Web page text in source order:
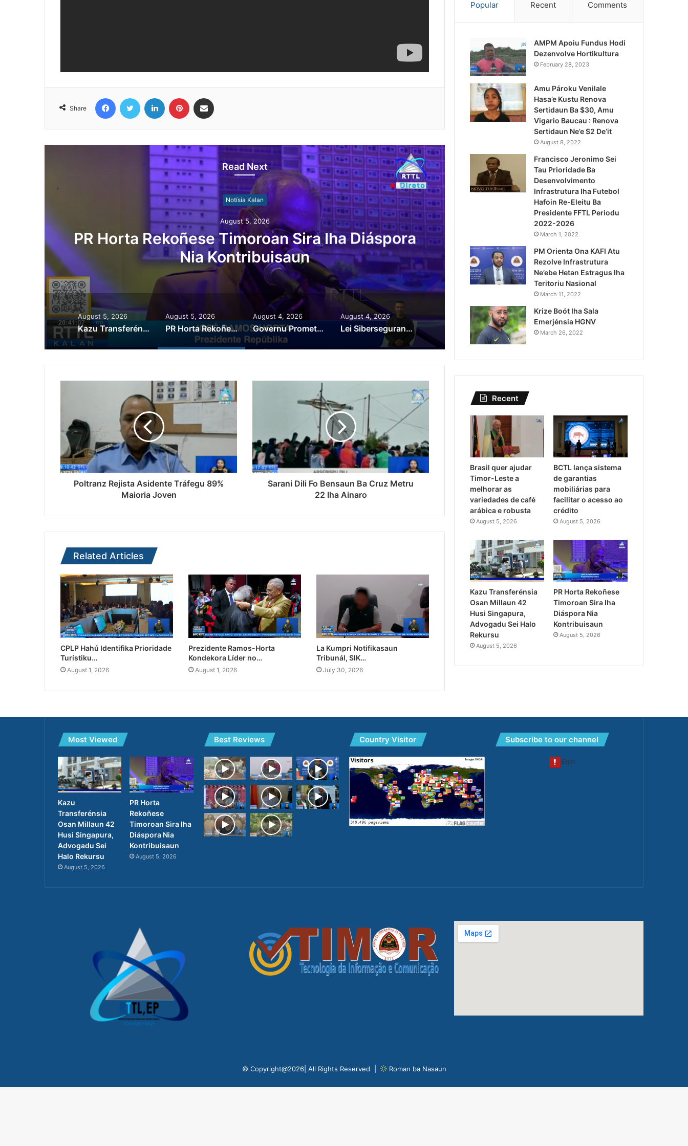
Share
Read Next
Notísia Kalan
August 4, 2026
Governu Promete Tau Prioridade ba Setór
Minerais no Setór Produtivu
Lei Siberseguransa Ajuda
Kaptura Autór Kriminozu
Estranjeiru
August 5, 2026
Kazu Transferénsia Osan Millaun 42 Husi Singapura, Advogadu Sei Halo Rekursu
August 5, 2026
PR Horta Rekoñese Timoroan Sira Iha Diáspora Nia Kontribuisaun
August 4, 2026
Governu Promete Tau Prioridade ba Setór Minerais no Setór Produtivu
August 4, 2026
Lei Siberseguransa Ajuda Autoridade Polisiál Kaptura Autór Kriminozu ho Paradeiru Iha Estranjeiru
Poltranz Rejista Asidente Tráfegu 89%
Maioria Joven
Sarani Dili Fo Bensaun Ba Cruz Metru
22 Iha Ainaro
Related Articles
CPLP Hahú Identifika Prioridade
Turístiku…
August 1, 2026
Prezidente Ramos-Horta
Kondekora Líder no…
August 1, 2026
La Kumpri Notifikasaun
Tribunál, SIK…
July 30, 2026
Popular Recent Comments
AMPM Apoiu Fundus Hodi
Dezenvolve Hortikultura
February 28, 2023
Amu Pároku Venilale
Hasa’e Kustu Renova
Sertidaun Ba $30, Amu
Vigario Baucau : Renova
Sertidaun Ne’e $2 De’it
August 8, 2022
Francisco Jeronimo Sei
Tau Prioridade Ba
Desenvolvimento
Infrastrutura Iha Futebol
Hafoin Re-Eleitu Ba
Presidente FFTL Periodu
2022-2026
March 1, 2022
PM Orienta Ona KAFI Atu
Rezolve Infrastrutura
Ne’ebe Hetan Estragus Iha
Teritoriu Nasional
March 11, 2022
Krize Boót Iha Sala
Emerjénsia HGNV
March 26, 2022
Recent
Brasil quer ajudar
Timor-Leste a
melhorar as
variedades de café
arábica e robusta
August 5, 2026
BCTL lança sistema
de garantias
mobiliárias para
facilitar o acesso ao
crédito
August 5, 2026
Kazu Transferénsia
Osan Millaun 42
Husi Singapura,
Advogadu Sei Halo
Rekursu
August 5, 2026
PR Horta Rekoñese
Timoroan Sira Iha
Diáspora Nia
Kontribuisaun
August 5, 2026
Most Viewed
Kazu
Transferénsia
Osan Millaun 42
Husi Singapura,
Advogadu Sei
Halo Rekursu
August 5, 2026
PR Horta
Rekoñese
Timoroan Sira Iha
Diáspora Nia
Kontribuisaun
August 5, 2026
Best Reviews Country Visitor Subscribe to our channel
© Copyright@2026| All Rights Reserved | Roman ba Nasaun